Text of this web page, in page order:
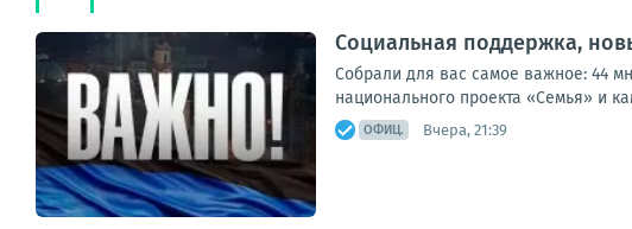
Социальная поддержка,
Собрали для вас самое важное: 44
национального проекта «Семья» и
ОФИЦ. Вчера, 21:39